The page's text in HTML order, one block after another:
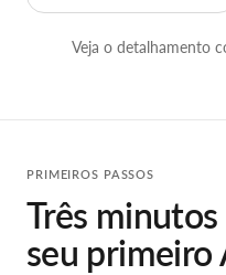
Veja o detalhamento
PRIMEIROS PASSOS
Três
seu primeiro